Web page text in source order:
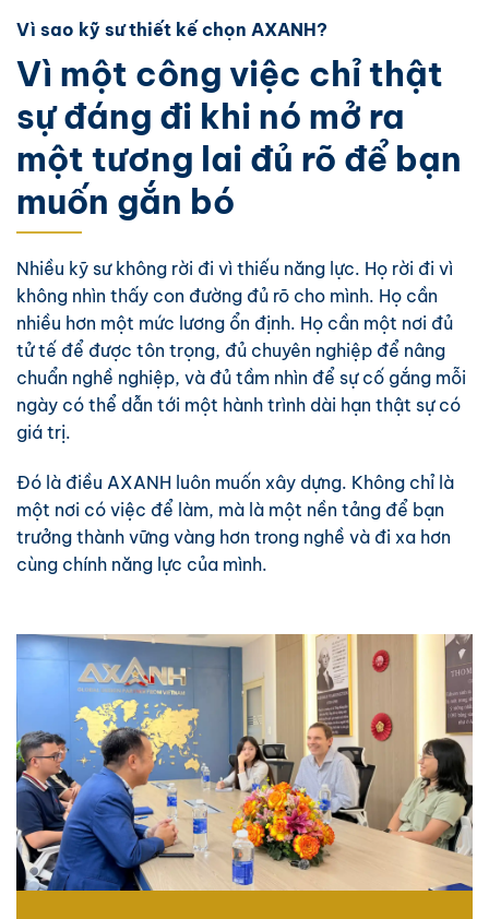
Vì sao kỹ sư thiết kế chọn AXANH?
Vì một công việc chỉ thật
sự đáng đi khi nó mở ra
một tương lai đủ rõ để bạn
muốn gắn bó
Nhiều kỹ sư không rời đi vì thiếu năng lực. Họ rời đi vì
không nhìn thấy con đường đủ rõ cho mình. Họ cần
nhiều hơn một mức lương ổn định. Họ cần một nơi đủ
tử tế để được tôn trọng, đủ chuyên nghiệp để nâng
chuẩn nghề nghiệp, và đủ tầm nhìn để sự cố gắng mỗi
ngày có thể dẫn tới một hành trình dài hạn thật sự có
giá trị.
Đó là điều AXANH luôn muốn xây dựng. Không chỉ là
một nơi có việc để làm, mà là một nền tảng để bạn
trưởng thành vững vàng hơn trong nghề và đi xa hơn
cùng chính năng lực của mình.